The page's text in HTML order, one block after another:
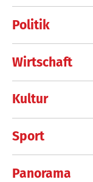
Politik
Wirtschaft
Kultur
Sport
Panorama